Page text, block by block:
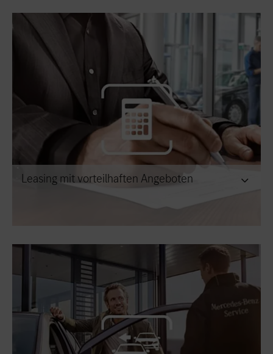
Leasing mit vorteilhaften Angeboten